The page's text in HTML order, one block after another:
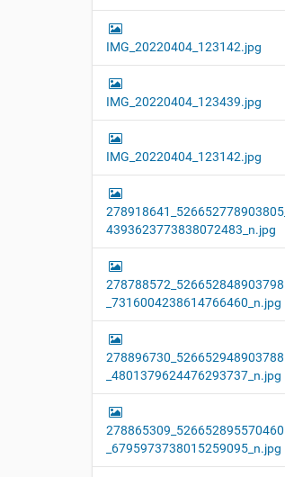
IMG_20220404_123142.jpg
IMG_20220404_123439.jpg
IMG_20220404_123142.jpg
278918641_526652778903805_
4393623773838072483_n.jpg
278788572_526652848903798
_7316004238614766460_n.jpg
278896730_526652948903788
_4801379624476293737_n.jpg
278865309_526652895570460
_6795973738015259095_n.jpg